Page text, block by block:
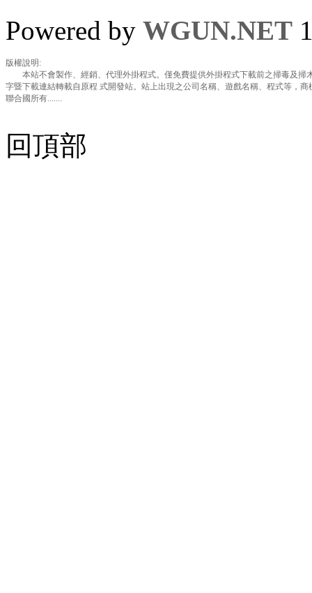
Powered by WGUN.NET
版權說明:
本站不會製作、經銷、代理外掛程式。僅免費提供外掛程式下載前之掃毒及掃
字暨下載連結轉載自原程 式開發站。站上出現之公司名稱、遊戲名稱、程式等，
聯合國所有.......
回頂部